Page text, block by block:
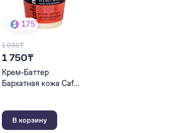
175
1 935₸
1 750₸
Крем-Баттер
Бархатная кожа Caf...
В корзину